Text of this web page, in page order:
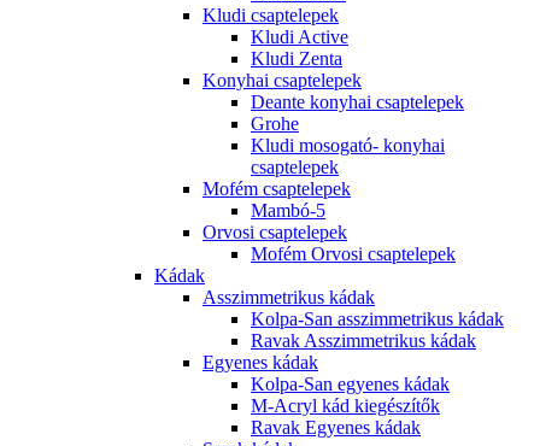
Kludi csaptelepek
Kludi Active
Kludi Zenta
Konyhai csaptelepek
Deante konyhai csaptelepek
Grohe
Kludi mosogató- konyhai
csaptelepek
Mofém csaptelepek
Mambó-5
Orvosi csaptelepek
Mofém Orvosi csaptelepek
Kádak
Asszimmetrikus kádak
Kolpa-San asszimmetrikus kádak
Ravak Asszimmetrikus kádak
Egyenes kádak
Kolpa-San egyenes kádak
M-Acryl kád kiegészítők
Ravak Egyenes kádak